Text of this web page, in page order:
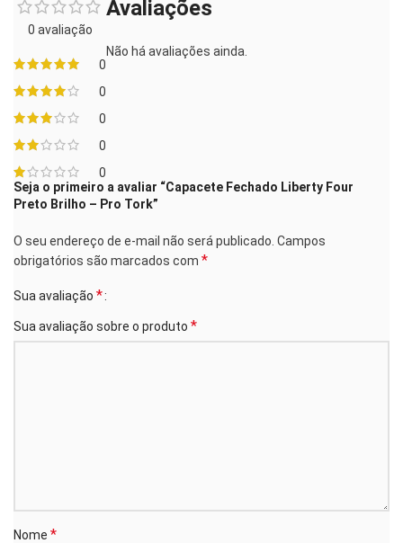
0 avaliação
0
0
0
0
0
Avaliações
Não há avaliações ainda.
Seja o primeiro a avaliar “Capacete Fechado Liberty Four
Preto Brilho – Pro Tork”
O seu endereço de e-mail não será publicado. Campos
obrigatórios são marcados com *
Sua avaliação *
Sua avaliação sobre o produto *
Nome *